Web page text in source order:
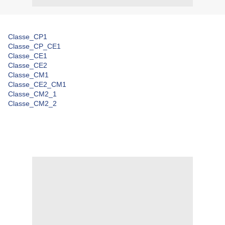
Classe_CP1
Classe_CP_CE1
Classe_CE1
Classe_CE2
Classe_CM1
Classe_CE2_CM1
Classe_CM2_1
Classe_CM2_2